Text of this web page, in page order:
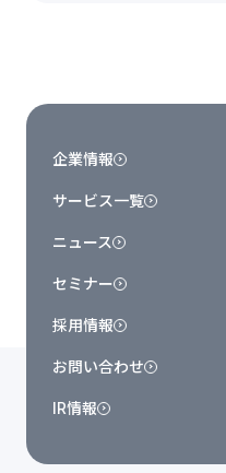
企業情報
サービス一覧
ニュース
セミナー
採用情報
お問い合わせ
IR情報